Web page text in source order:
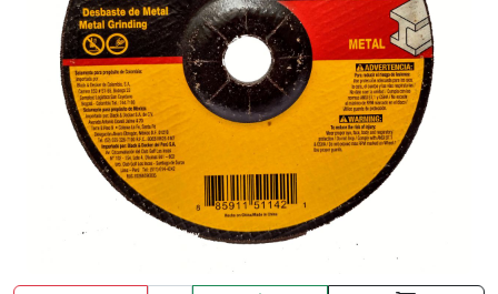
LAVAP.1 X 50 MON AQUAV POC.DER